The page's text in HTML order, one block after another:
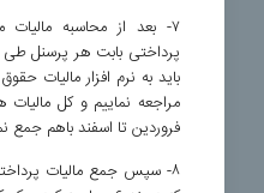
۷- بعد از محاسبه مالیات
پرداختی بابت هر پرسنل طی
باید به نرم افزار مالیات
مراجعه نماییم و کل
فروردین تا اسفند باهم جمع
۸- سپس جمع مالیات